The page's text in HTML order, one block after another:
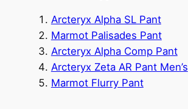
Arcteryx Alpha SL Pant
Marmot Palisades Pant
Arcteryx Alpha Comp Pant
Arcteryx Zeta AR Pant Men’s
Marmot Flurry Pant